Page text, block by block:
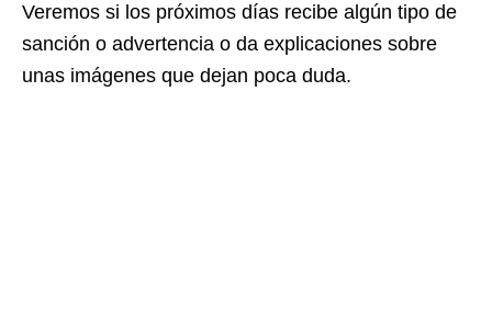
Veremos si los próximos días recibe algún tipo de
sanción o advertencia o da explicaciones sobre
unas imágenes que dejan poca duda.